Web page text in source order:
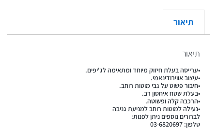
תיאור
תיאור
•ערייסה בעלת חיזוק מיוחד ומתאימה לג'יפים.
•עיצוב אווירודינאמי.
•חיבור פשוט על גבי מוטות רוחב.
•בעלת שטח איחסון רב.
•הרכבה קלה ופשוטה.
•נעילה למוטות רוחב למניעת גניבה
לברורים נוספים ניתן לפנות:
טלפון: 03-6820697